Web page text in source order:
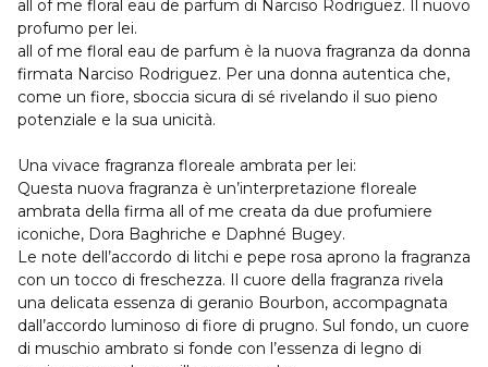
all of me floral eau de parfum di Narciso Rodriguez. Il nuovo
profumo per lei.
all of me floral eau de parfum è la nuova fragranza da donna
firmata Narciso Rodriguez. Per una donna autentica che,
come un fiore, sboccia sicura di sé rivelando il suo pieno
potenziale e la sua unicità.
Una vivace fragranza floreale ambrata per lei:
Questa nuova fragranza è un’interpretazione floreale
ambrata della firma all of me creata da due profumiere
iconiche, Dora Baghriche e Daphné Bugey.
Le note dell’accordo di litchi e pepe rosa aprono la fragranza
con un tocco di freschezza. Il cuore della fragranza rivela
una delicata essenza di geranio Bourbon, accompagnata
dall’accordo luminoso di fiore di prugno. Sul fondo, un cuore
di muschio ambrato si fonde con l’essenza di legno di